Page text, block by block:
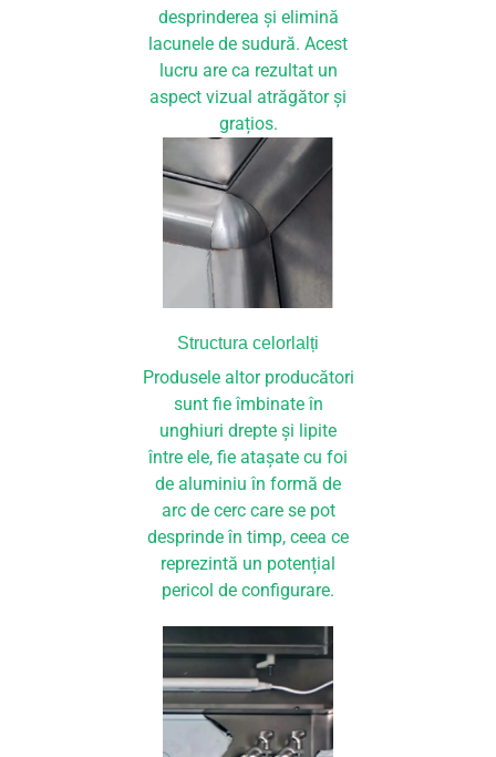
desprinderea și elimină
lacunele de sudură. Acest
lucru are ca rezultat un
aspect vizual atrăgător și
grațios.
Structura celorlalți
Produsele altor producători
sunt fie îmbinate în
unghiuri drepte și lipite
între ele, fie atașate cu foi
de aluminiu în formă de
arc de cerc care se pot
desprinde în timp, ceea ce
reprezintă un potențial
pericol de configurare.